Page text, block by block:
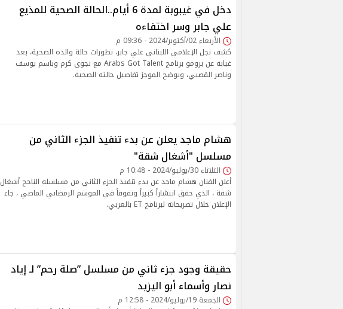
دخل في غيبوبة لمدة 6 أيام..الحالة الصحية للمذيع
علي جابر وسر اختفاءه
الأربعاء 02/أكتوبر/2024 - 09:36 م
كشف نجل الإعلامي اللبناني علي جابر، تطورات حالة والده الصحية، بعد
غيابه عن برومو برنامج Arabs Got Talent مع نجوى كرم وباسم يوسف
وناصر القصبي، ويوضح الموجز تفاصيل حالته الصحية.
هشام ماجد يعلن عن بدء تنفيذ الجزء الثاني من
مسلسل "أشغال شقة"
الثلاثاء 30/يوليو/2024 - 10:48 م
أعلن الفنان هشام ماجد عن بدء تنفيذ الجزء الثاني من مسلسله الناجح أشغال
شقة ، الذي حقق انتشاراً كبيراً وتفوقاً في الموسم الرمضاني الماضي ، جاء
الإعلان خلال تصريحاته لبرنامج ET بالعربي.
حقيقة وجود جزء ثاني من مسلسل ”صلة رحم” لـ إياد
نصار وأسماء أبو اليزيد
الجمعة 19/يوليو/2024 - 12:58 م